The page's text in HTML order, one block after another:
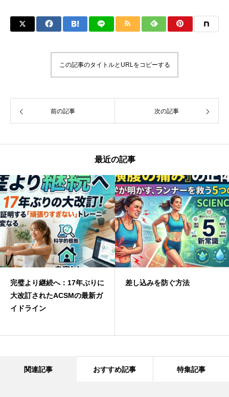
この記事のタイトルとURLをコピーする
前の記事 次の記事
最近の記事
完璧より継続へ：17年ぶりに
大改訂されたACSMの最新ガ
イドライン
差し込みを防ぐ方法
関連記事 おすすめ記事 特集記事